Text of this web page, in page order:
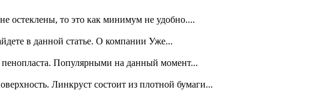
остеклены, то это как минимум не удобно....
в данной статье. О компании Уже...
Популярными на данный момент...
Линкруст состоит из плотной бумаги...